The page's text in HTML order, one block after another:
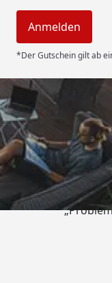
Anmelden
*Der Gutschein gilt ab